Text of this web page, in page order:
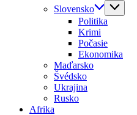
Slovensko
Politika
Krimi
Počasie
Ekonomika
Maďarsko
Švédsko
Ukrajina
Rusko
Afrika